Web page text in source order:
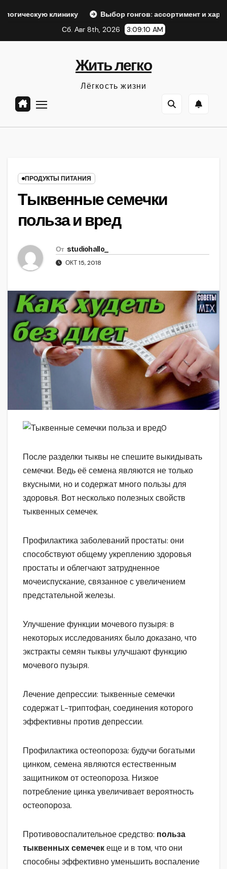
Выбор гонгов: ассортимент и характеристики
Сб. Авг 8th, 2026
3:09:11 AM
Жить легко
Лёгкость жизни
ПРОДУКТЫ ПИТАНИЯ
Тыквенные семечки
польза и вред
От studiohallo_
ОКТ 15, 2018
После разделки тыквы не спешите выкидывать
семечки. Ведь её семена являются не только
вкусными, но и содержат много пользы для
здоровья. Вот несколько полезных свойств
тыквенных семечек.
Профилактика заболеваний простаты: они
способствуют общему укреплению здоровья
простаты и облегчают затрудненное
мочеиспускание, связанное с увеличением
предстательной железы.
Улучшение функции мочевого пузыря: в
некоторых исследованиях было доказано, что
экстракты семян тыквы улучшают функцию
мочевого пузыря.
Лечение депрессии: тыквенные семечки
содержат L-триптофан, соединения которого
эффективны против депрессии.
Профилактика остеопороза: будучи богатыми
цинком, семена являются естественным
защитником от остеопороза. Низкое
потребление цинка увеличивает вероятность
остеопороза.
Противовоспалительное средство: польза
тыквенных семечекеще и в том, что они
способны эффективно уменьшить воспаление